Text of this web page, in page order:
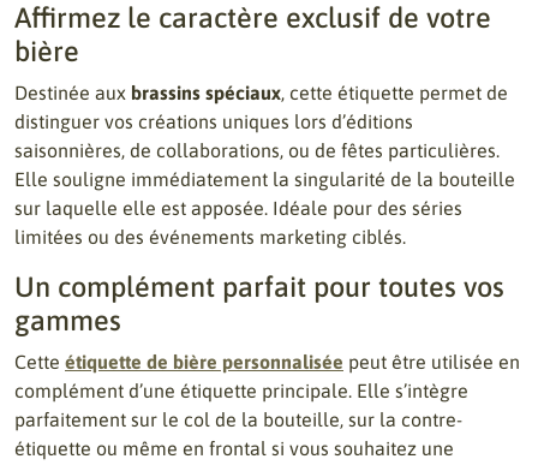
Affirmez le caractère exclusif de votre
bière
Destinée aux brassins spéciaux, cette étiquette permet de
distinguer vos créations uniques lors d’éditions
saisonnières, de collaborations, ou de fêtes particulières.
Elle souligne immédiatement la singularité de la bouteille
sur laquelle elle est apposée. Idéale pour des séries
limitées ou des événements marketing ciblés.
Un complément parfait pour toutes vos
gammes
Cette étiquette de bière personnalisée peut être utilisée en
complément d’une étiquette principale. Elle s’intègre
parfaitement sur le col de la bouteille, sur la contre-
étiquette ou même en frontal si vous souhaitez une